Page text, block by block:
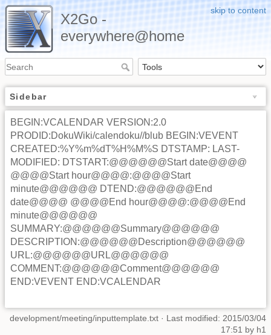
skip to content
X2Go -
everywhere@home
Sidebar
BEGIN:VCALENDAR VERSION:2.0
PRODID:DokuWiki/calendoku//blub BEGIN:VEVENT
CREATED:%Y%m%dT%H%M%S DTSTAMP: LAST-
MODIFIED: DTSTART:@@@@@@Start date@@@@
@@@@Start hour@@@@:@@@@Start
minute@@@@@@ DTEND:@@@@@@End
date@@@@ @@@@End hour@@@@:@@@@End
minute@@@@@@
SUMMARY:@@@@@@Summary@@@@@@
DESCRIPTION:@@@@@@Description@@@@@@
URL:@@@@@@URL@@@@@@
COMMENT:@@@@@@Comment@@@@@@
END:VEVENT END:VCALENDAR
development/meeting/inputtemplate.txt · Last modified: 2015/03/04
17:51 by h1